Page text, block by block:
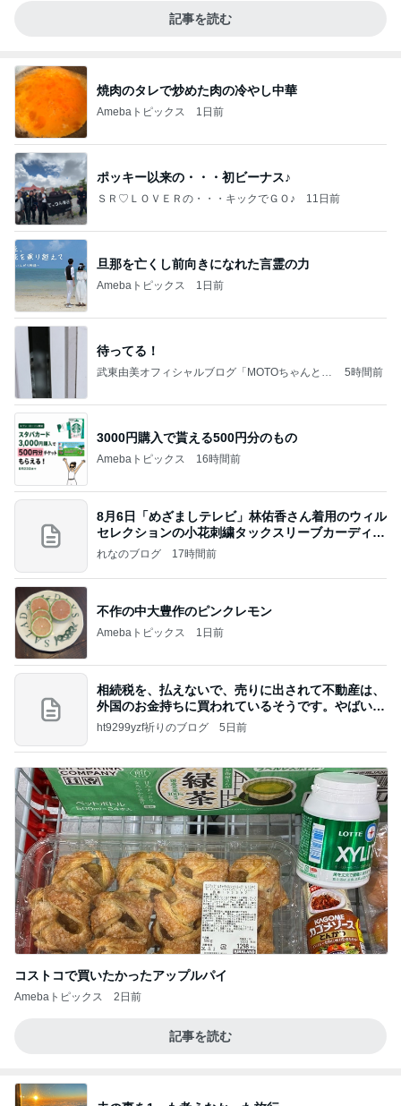
記事を読む
焼肉のタレで炒めた肉の冷やし中華
Amebaトピックス 1日前
ポッキー以来の・・・初ビーナス♪
ＳＲ♡ＬＯＶＥＲの・・・キックでＧＯ♪ 11日前
旦那を亡くし前向きになれた言霊の力
Amebaトピックス 1日前
待ってる！
武東由美オフィシャルブログ「MOTOちゃんとの
5時間前
3000円購入で貰える500円分のもの
Amebaトピックス 16時間前
8月6日「めざましテレビ」林佑香さん着用のウィル
セレクションの小花刺繍タックスリーブカーディガ
ン
れなのブログ 17時間前
不作の中大豊作のピンクレモン
Amebaトピックス 1日前
相続税を、払えないで、売りに出されて不動産は、
外国のお金持ちに買われているそうです。やばいで
すよ
ht9299yzf祈りのブログ 5日前
コストコで買いたかったアップルパイ
Amebaトピックス 2日前
記事を読む